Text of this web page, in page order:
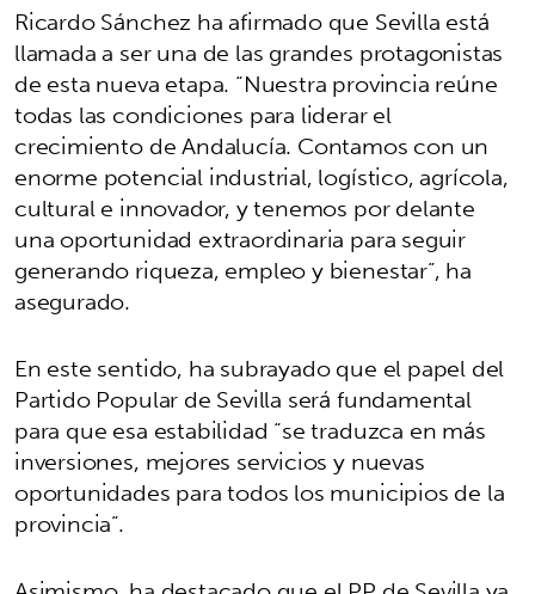
Ricardo Sánchez ha afirmado que Sevilla está
llamada a ser una de las grandes protagonistas
de esta nueva etapa. “Nuestra provincia reúne
todas las condiciones para liderar el
crecimiento de Andalucía. Contamos con un
enorme potencial industrial, logístico, agrícola,
cultural e innovador, y tenemos por delante
una oportunidad extraordinaria para seguir
generando riqueza, empleo y bienestar”, ha
asegurado.
En este sentido, ha subrayado que el papel del
Partido Popular de Sevilla será fundamental
para que esa estabilidad “se traduzca en más
inversiones, mejores servicios y nuevas
oportunidades para todos los municipios de la
provincia”.